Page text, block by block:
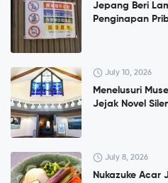
Jepang Beri
Penginapan
July 10, 2026
Menelusuri
Jejak Novel
July 8, 2026
Nukazuke Acar